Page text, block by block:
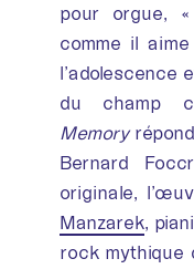
pour orgue, «
comme il
l’adolescence
du champ
Memory
Bernard
originale,
Manzarek,
rock mythique